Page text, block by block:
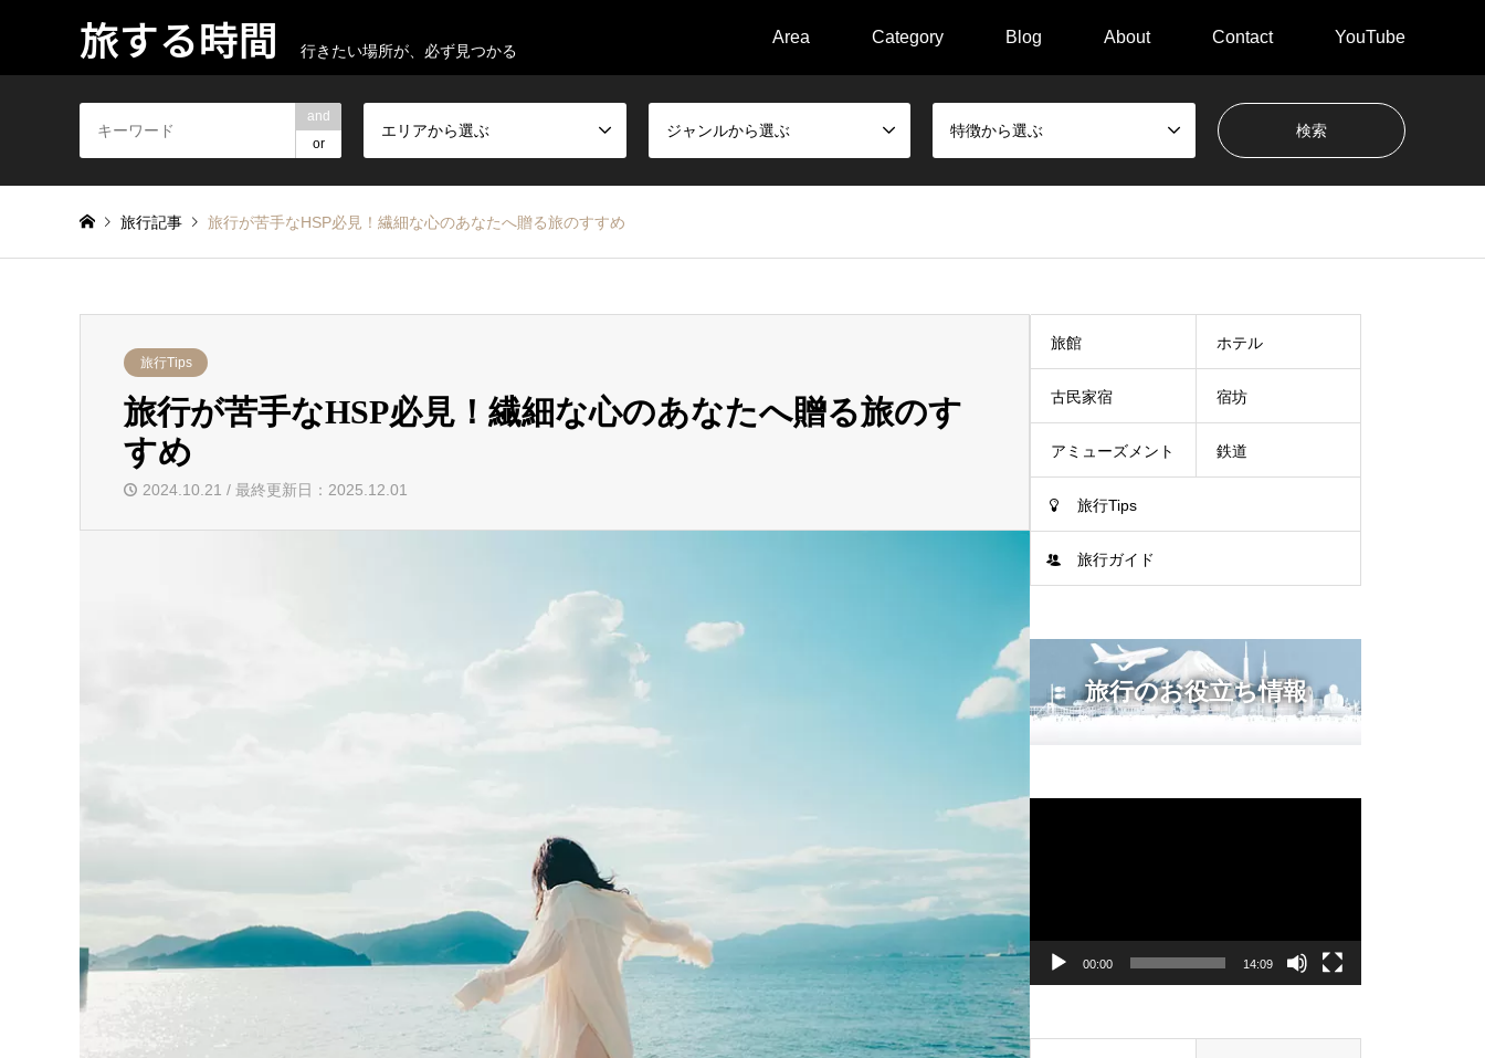
旅する時間 行きたい場所が、必ず見つかる
Area Category Blog About Contact YouTube
and
or
エリアから選ぶ ジャンルから選ぶ 特徴から選ぶ
旅行記事 旅行が苦手なHSP必見！繊細な心のあなたへ贈る旅のすすめ
旅行Tips
旅行が苦手なHSP必見！繊細な心のあなたへ贈る旅のす
すめ
2024.10.21 / 最終更新日：2025.12.01
旅館 ホテル
古民家宿 宿坊
アミューズメント 鉄道
旅行Tips
旅行ガイド
旅行のお役立ち情報
ー
ー
00:00 14:09